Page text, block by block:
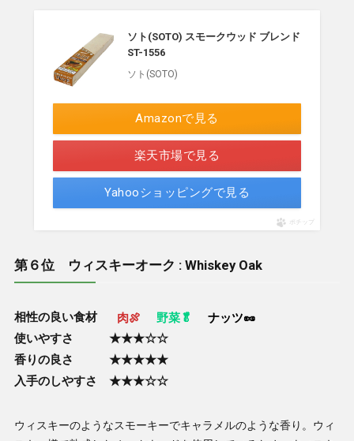
ソト(SOTO) スモークウッド ブレンド
ST-1556
ソト(SOTO)
Amazonで見る
楽天市場で見る
Yahooショッピングで見る
ポチップ
第６位 ウィスキーオーク : Whiskey Oak
相性の良い食材 肉🍖 野菜🥬
ナッツ🥜
使いやすさ ★★★☆☆
香りの良さ ★★★★★
入手のしやすさ ★★★☆☆
ウィスキーのようなスモーキーでキャラメルのような香り。ウィ